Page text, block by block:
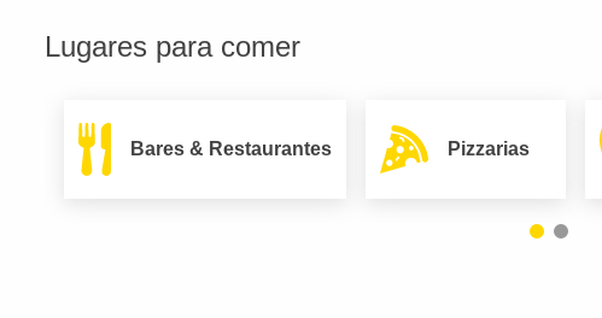
Lugares para comer
Bares & Restaurantes Pizzarias